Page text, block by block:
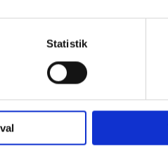
Statistik